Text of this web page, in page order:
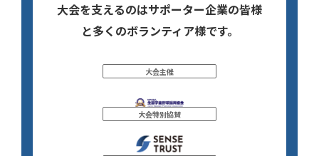
大会を支えるのはサポーター企業の皆様
と多くのボランティア様です。
大会主催
大会特別協賛